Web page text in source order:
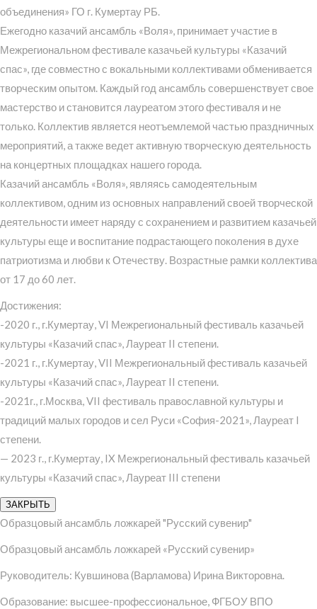
объединения» ГО г. Кумертау РБ.
Ежегодно казачий ансамбль «Воля», принимает участие в
Межрегиональном фестивале казачьей культуры «Казачий
спас», где совместно с вокальными коллективами обменивается
творческим опытом. Каждый год ансамбль совершенствует свое
мастерство и становится лауреатом этого фестиваля и не
только. Коллектив является неотъемлемой частью праздничных
мероприятий, а также ведет активную творческую деятельность
на концертных площадках нашего города.
Казачий ансамбль «Воля», являясь самодеятельным
коллективом, одним из основных направлений своей творческой
деятельности имеет наряду с сохранением и развитием казачьей
культуры еще и воспитание подрастающего поколения в духе
патриотизма и любви к Отечеству. Возрастные рамки коллектива
от 17 до 60 лет.
Достижения:
-2020 г., г.Кумертау, VI Межрегиональный фестиваль казачьей
культуры «Казачий спас», Лауреат II степени.
-2021 г., г.Кумертау, VII Межрегиональный фестиваль казачьей
культуры «Казачий спас», Лауреат II степени.
-2021г., г.Москва, VII фестиваль православной культуры и
традиций малых городов и сел Руси «София-2021», Лауреат I
степени.
— 2023 г., г.Кумертау, IX Межрегиональный фестиваль казачьей
культуры «Казачий спас», Лауреат III степени
ЗАКРЫТЬ
Образцовый ансамбль ложкарей "Русский сувенир"
Образцовый ансамбль ложкарей «Русский сувенир»
Руководитель: Кувшинова (Варламова) Ирина Викторовна.
Образование: высшее-профессиональное, ФГБОУ ВПО